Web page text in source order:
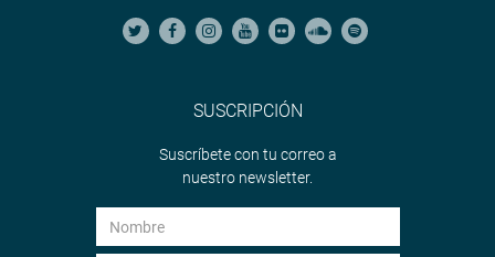
SUSCRIPCIÓN
Suscríbete con tu correo a
nuestro newsletter.